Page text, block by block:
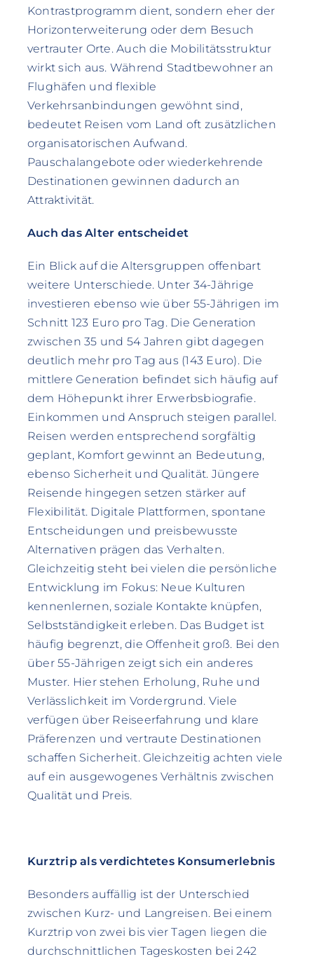
Kontrastprogramm dient, sondern eher der
Horizonterweiterung oder dem Besuch
vertrauter Orte. Auch die Mobilitätsstruktur
wirkt sich aus. Während Stadtbewohner an
Flughäfen und flexible
Verkehrsanbindungen gewöhnt sind,
bedeutet Reisen vom Land oft zusätzlichen
organisatorischen Aufwand.
Pauschalangebote oder wiederkehrende
Destinationen gewinnen dadurch an
Attraktivität.
Auch das Alter entscheidet
Ein Blick auf die Altersgruppen offenbart
weitere Unterschiede. Unter 34-Jährige
investieren ebenso wie über 55-Jährigen im
Schnitt 123 Euro pro Tag. Die Generation
zwischen 35 und 54 Jahren gibt dagegen
deutlich mehr pro Tag aus (143 Euro). Die
mittlere Generation befindet sich häufig auf
dem Höhepunkt ihrer Erwerbsbiografie.
Einkommen und Anspruch steigen parallel.
Reisen werden entsprechend sorgfältig
geplant, Komfort gewinnt an Bedeutung,
ebenso Sicherheit und Qualität. Jüngere
Reisende hingegen setzen stärker auf
Flexibilität. Digitale Plattformen, spontane
Entscheidungen und preisbewusste
Alternativen prägen das Verhalten.
Gleichzeitig steht bei vielen die persönliche
Entwicklung im Fokus: Neue Kulturen
kennenlernen, soziale Kontakte knüpfen,
Selbstständigkeit erleben. Das Budget ist
häufig begrenzt, die Offenheit groß. Bei den
über 55-Jährigen zeigt sich ein anderes
Muster. Hier stehen Erholung, Ruhe und
Verlässlichkeit im Vordergrund. Viele
verfügen über Reiseerfahrung und klare
Präferenzen und vertraute Destinationen
schaffen Sicherheit. Gleichzeitig achten viele
auf ein ausgewogenes Verhältnis zwischen
Qualität und Preis.
Kurztrip als verdichtetes Konsumerlebnis
Besonders auffällig ist der Unterschied
zwischen Kurz- und Langreisen. Bei einem
Kurztrip von zwei bis vier Tagen liegen die
durchschnittlichen Tageskosten bei 242